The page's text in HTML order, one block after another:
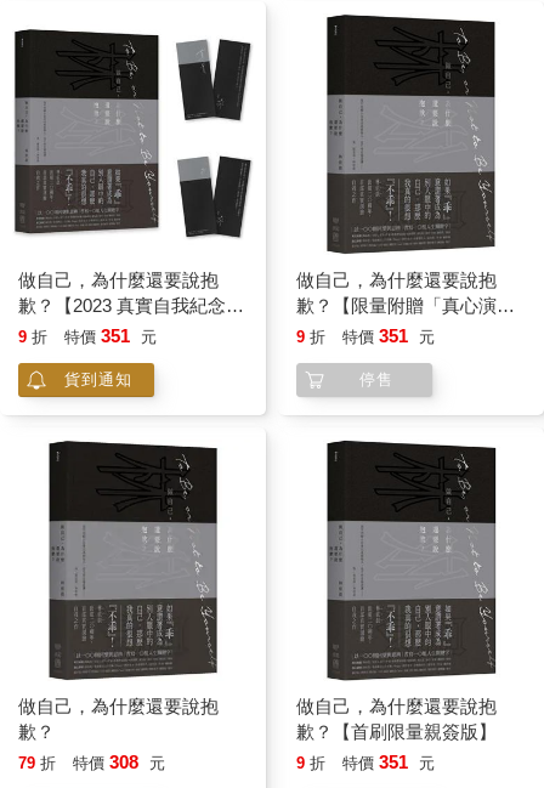
做自己，為什麼還要說抱
歉？【2023 真實自我紀念
版】(特贈典藏燙印簽名書籤
9 折 特價 351 元
貨到通知
做自己，為什麼還要說抱
歉？【限量附贈「真心演
繹」緋紅書籤】
9 折 特價 351 元
停售
做自己，為什麼還要說抱
歉？
79 折 特價 308 元
做自己，為什麼還要說抱
歉？【首刷限量親簽版】
9 折 特價 351 元